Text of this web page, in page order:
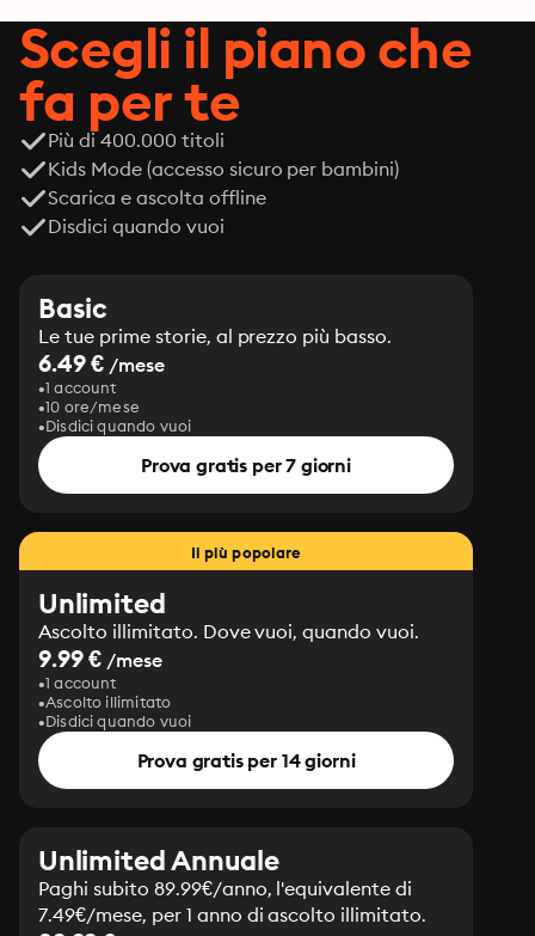
Scegli il piano che
fa per te
Più di 400.000 titoli
Kids Mode (accesso sicuro per bambini)
Scarica e ascolta offline
Disdici quando vuoi
Basic
Le tue prime storie, al prezzo più basso.
6.49 € /mese
1 account
10 ore/mese
Disdici quando vuoi
Prova gratis per 7 giorni
Il più popolare
Unlimited
Ascolto illimitato. Dove vuoi, quando vuoi.
9.99 € /mese
1 account
Ascolto illimitato
Disdici quando vuoi
Prova gratis per 14 giorni
Unlimited Annuale
Paghi subito 89.99€/anno, l'equivalente di
7.49€/mese, per 1 anno di ascolto illimitato.